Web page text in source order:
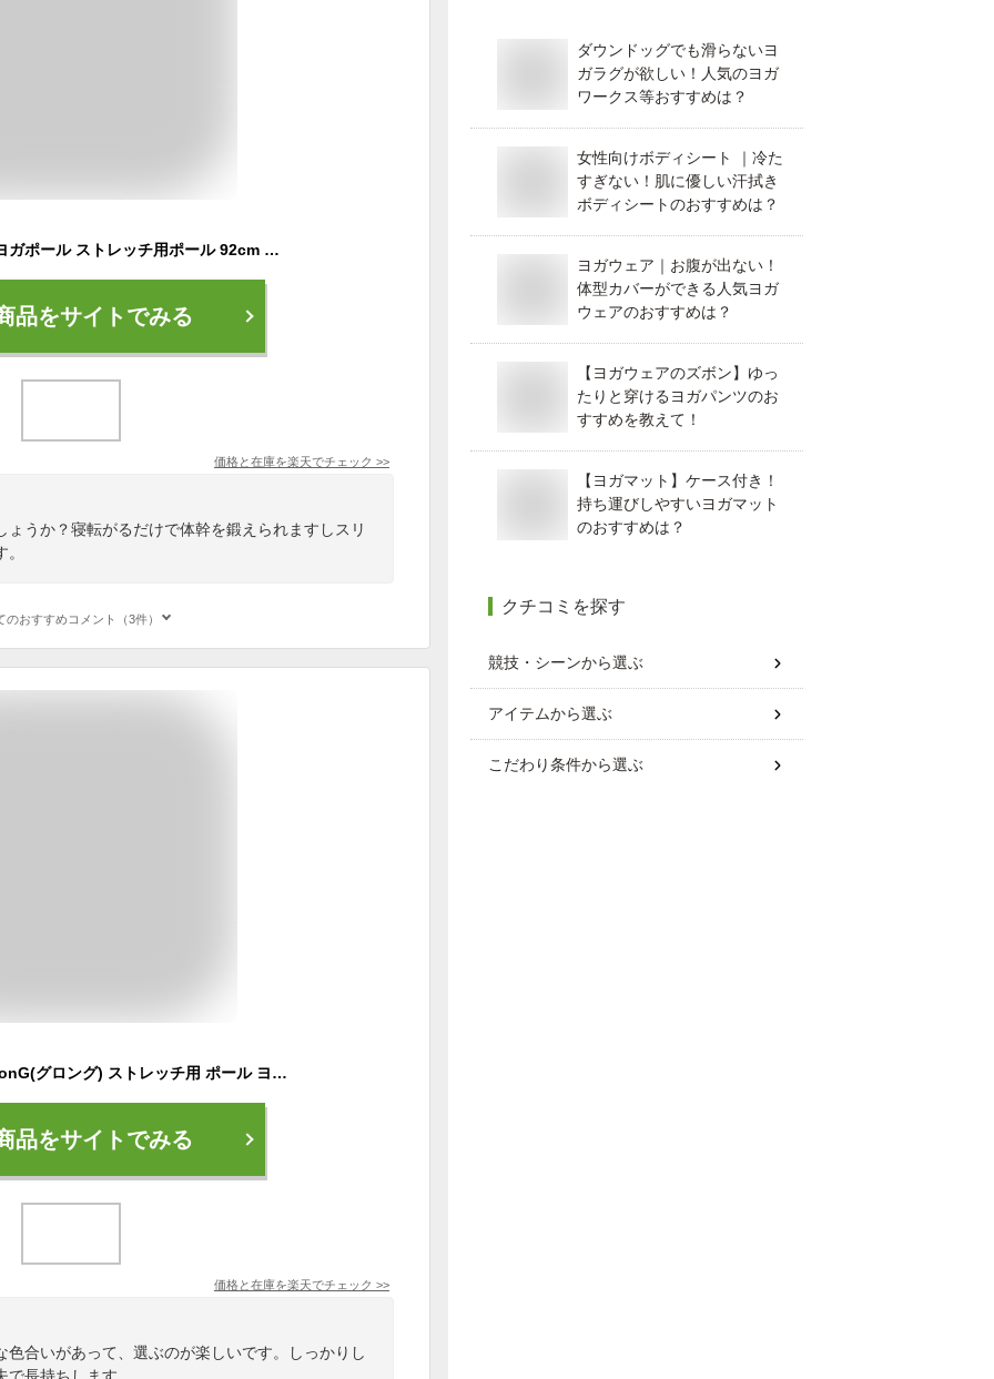
エクササイズポール ヨガポール ストレッチ用ポール 92cm フォームローラー ハード カバー ストレッチ ポール 筋膜リリース ポール 体幹 ダイエット エクササイズ ヨガ 筋肉 ほぐす 骨盤矯正 フィットネス ロング 硬め スリム エコノミー 解消 2512SS
品をサイトでみる
価格と在庫を楽天でチェック >>
うか？寝転がるだけで体幹を鍛えられますしスリ
のおすすめコメント（3件）
【ポイント10倍】 GronG(グロング) ストレッチ用 ポール ヨガポール ストレッチ ローラー エクササイズポール ヨガ 98cm 筋膜リリース ポイント
品をサイトでみる
価格と在庫を楽天でチェック >>
合いがあって、選ぶのが楽しいです。しっかりし
ダウンドッグでも滑らないヨ
ガラグが欲しい！人気のヨガ
ワークス等おすすめは？
女性向けボディシート ｜冷た
すぎない！肌に優しい汗拭き
ボディシートのおすすめは？
ヨガウェア｜お腹が出ない！
体型カバーができる人気ヨガ
ウェアのおすすめは？
【ヨガウェアのズボン】ゆっ
たりと穿けるヨガパンツのお
すすめを教えて！
【ヨガマット】ケース付き！
持ち運びしやすいヨガマット
のおすすめは？
クチコミを探す
競技・シーンから選ぶ
アイテムから選ぶ
こだわり条件から選ぶ